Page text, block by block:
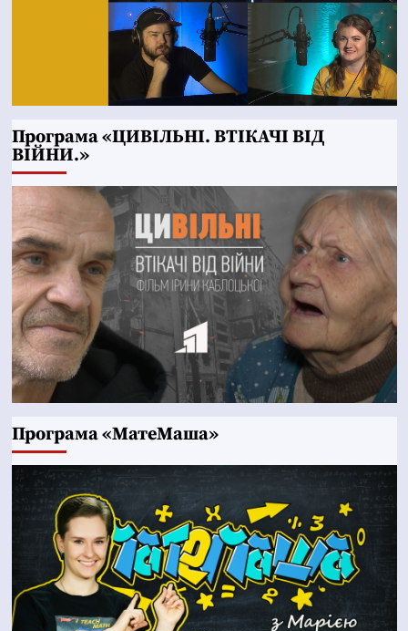
Програма «ЦИВІЛЬНІ. ВТІКАЧІ ВІД
ВІЙНИ.»
Програма «МатеМаша»